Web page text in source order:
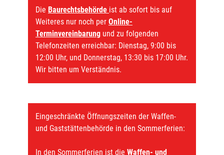
Die Baurechtsbehörde ist ab sofort bis auf
Weiteres nur noch per Online-
Terminvereinbarung und zu folgenden
Telefonzeiten erreichbar: Dienstag, 9:00 bis
12:00 Uhr, und Donnerstag, 13:30 bis 17:00 Uhr.
Wir bitten um Verständnis.
Eingeschränkte Öffnungszeiten der Waffen-
und Gaststättenbehörde in den Sommerferien:
In den Sommerferien ist die Waffen- und